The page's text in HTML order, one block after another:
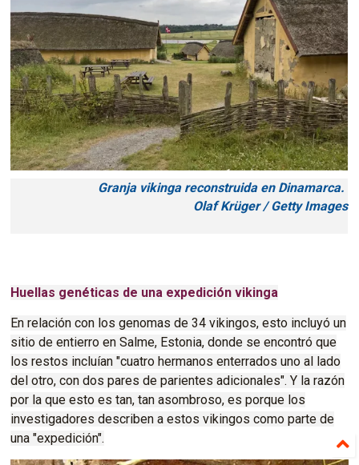
Granja vikinga reconstruida en Dinamarca.
Olaf Krüger / Getty Images
Huellas genéticas de una expedición vikinga
En relación con los genomas de 34 vikingos, esto incluyó un
sitio de entierro en Salme, Estonia, donde se encontró que
los restos incluían "cuatro hermanos enterrados uno al lado
del otro, con dos pares de parientes adicionales".Y la razón
por la que esto es tan, tan asombroso, es porque los
investigadores describen a estos vikingos como parte de
una "expedición".